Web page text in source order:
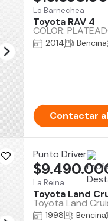
Lo Barnechea
Toyota RAV 4
COLOR:
2014 Bencina
Contactar
Punto Driver
La Reina
Toyota Land
Toyota Land
1998 Bencina